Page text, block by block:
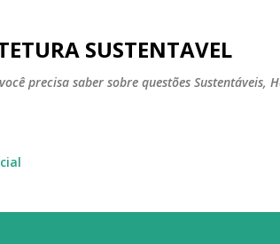
SUSTENTAVEL
precisa saber sobre questões Sustentáveis,